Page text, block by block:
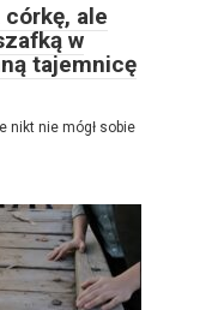
córkę, ale
w
tajemnicę
nikt nie mógł sobie